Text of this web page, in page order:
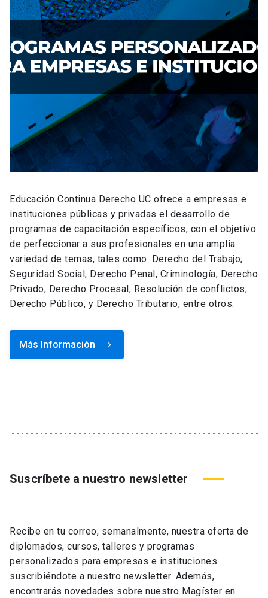
Educación Continua Derecho UC ofrece a empresas e
instituciones públicas y privadas el desarrollo de
programas de capacitación específicos, con el objetivo
de perfeccionar a sus profesionales en una amplia
variedad de temas, tales como: Derecho del Trabajo,
Seguridad Social, Derecho Penal, Criminología, Derecho
Privado, Derecho Procesal, Resolución de conflictos,
Derecho Público, y Derecho Tributario, entre otros.
Más Información keyboard_arrow_right
Suscríbete a nuestro newsletter
Recibe en tu correo, semanalmente, nuestra oferta de
diplomados, cursos, talleres y programas
personalizados para empresas e instituciones
suscribiéndote a nuestro newsletter. Además,
encontrarás novedades sobre nuestro Magíster en